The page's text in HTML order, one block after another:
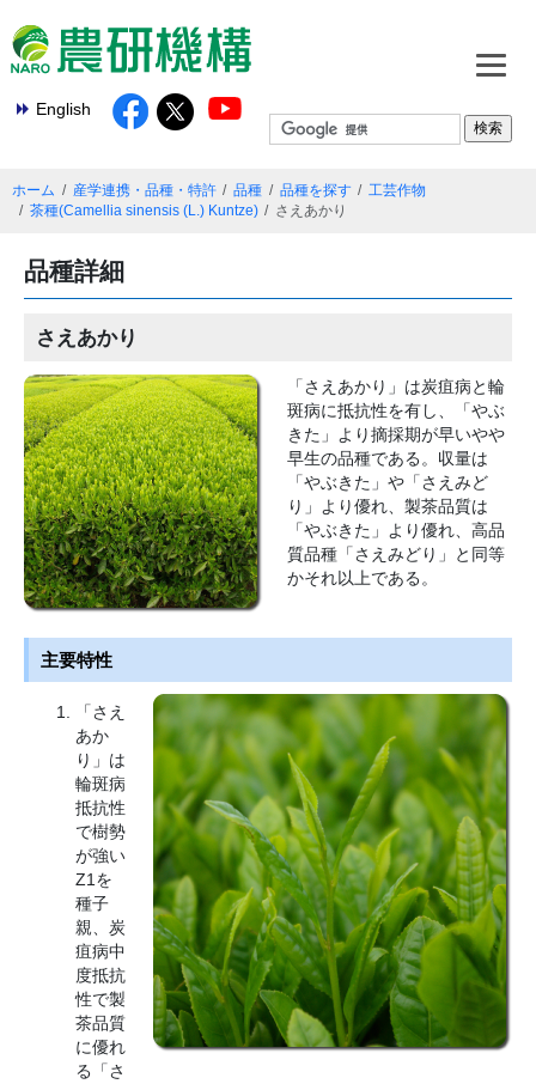
English
ホーム 産学連携・品種・特許 品種 品種を探す
工芸作物
茶種(Camellia sinensis (L.) Kuntze)
さえあかり
品種詳細
さえあかり
「さえあかり」は炭疽病と輪
斑病に抵抗性を有し、「やぶ
きた」より摘採期が早いやや
早生の品種である。収量は
「やぶきた」や「さえみど
り」より優れ、製茶品質は
「やぶきた」より優れ、高品
質品種「さえみどり」と同等
かそれ以上である。
主要特性
「さえ
あか
り」は
輪斑病
抵抗性
で樹勢
が強い
Z1を
種子
親、炭
疽病中
度抵抗
性で製
茶品質
に優れ
る「さ